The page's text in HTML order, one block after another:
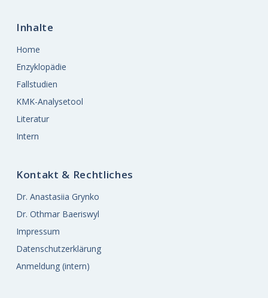
Inhalte
Home
Enzyklopädie
Fallstudien
KMK-Analysetool
Literatur
Intern
Kontakt & Rechtliches
Dr. Anastasiia Grynko
Dr. Othmar Baeriswyl
Impressum
Datenschutzerklärung
Anmeldung (intern)